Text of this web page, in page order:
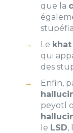
que la
Le khat
qui
des
Enfin,
peyotl
le LSD,